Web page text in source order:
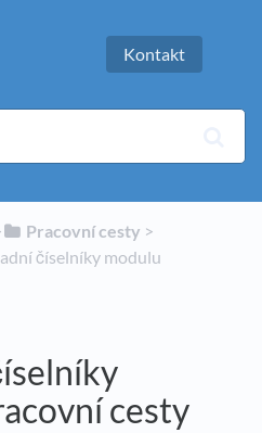
Kontakt
​Pracovní cesty ​ > ​
číselníky modulu
cesty